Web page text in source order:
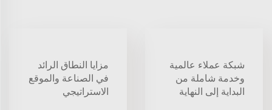
شبكة عملاء عالمية
وخدمة شاملة من
البداية إلى النهاية
مزايا النطاق الرائد
في الصناعة والموقع
الاستراتيجي